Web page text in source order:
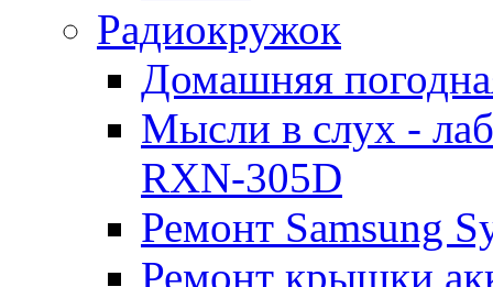
Радиокружок
Домашняя
Мысли в слух -
RXN-305D
Ремонт Samsung
Ремонт крышки